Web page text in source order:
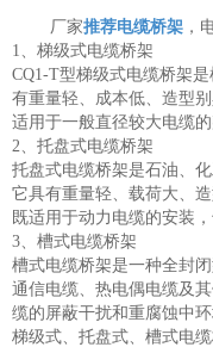
厂家推荐电缆桥架 ，
1、梯级式电缆桥架
CQ1-T型梯级式电缆桥架
有重量轻、成本低、造型
适用于一般直径较大电缆
2、托盘式电缆桥架
托盘式电缆桥架是石油、
它具有重量轻、载荷大、
既适用于动力电缆的安装
3、槽式电缆桥架
槽式电缆桥架是一种全封
通信电缆、热电偶电缆及
缆的屏蔽干扰和重腐蚀中
梯级式、托盘式、槽式电